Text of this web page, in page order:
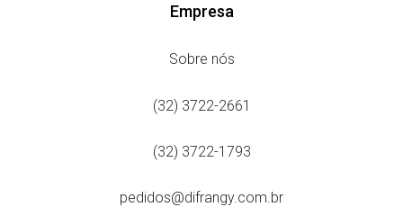
Empresa
Sobre nós
(32) 3722-2661
(32) 3722-1793
pedidos@difrangy.com.br